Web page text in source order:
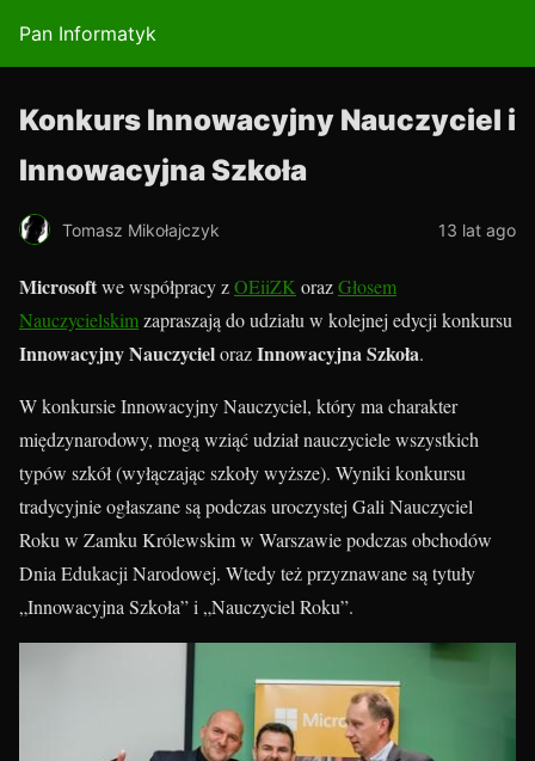
Pan Informatyk
Konkurs Innowacyjny Nauczyciel i
Innowacyjna Szkoła
Tomasz Mikołajczyk 13 lat ago
Microsoftwe współpracy zOEiiZK orazGłosem
Nauczycielskimzapraszają do udziału w kolejnej edycji konkursu
Innowacyjny NauczycielorazInnowacyjna Szkoła.
W konkursie Innowacyjny Nauczyciel, który ma charakter
międzynarodowy, mogą wziąć udział nauczyciele wszystkich
typów szkół (wyłączając szkoły wyższe). Wyniki konkursu
tradycyjnie ogłaszane są podczas uroczystej Gali Nauczyciel
Roku w Zamku Królewskim w Warszawie podczas obchodów
Dnia Edukacji Narodowej. Wtedy też przyznawane są tytuły
„Innowacyjna Szkoła” i „Nauczyciel Roku”.